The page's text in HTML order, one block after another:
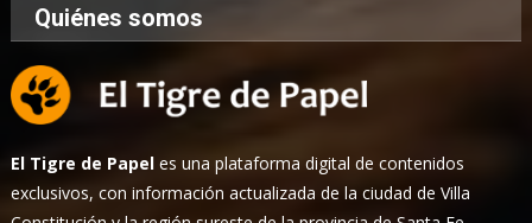
Quiénes somos
El Tigre de Papel es una plataforma digital de contenidos
exclusivos, con información actualizada de la ciudad de Villa